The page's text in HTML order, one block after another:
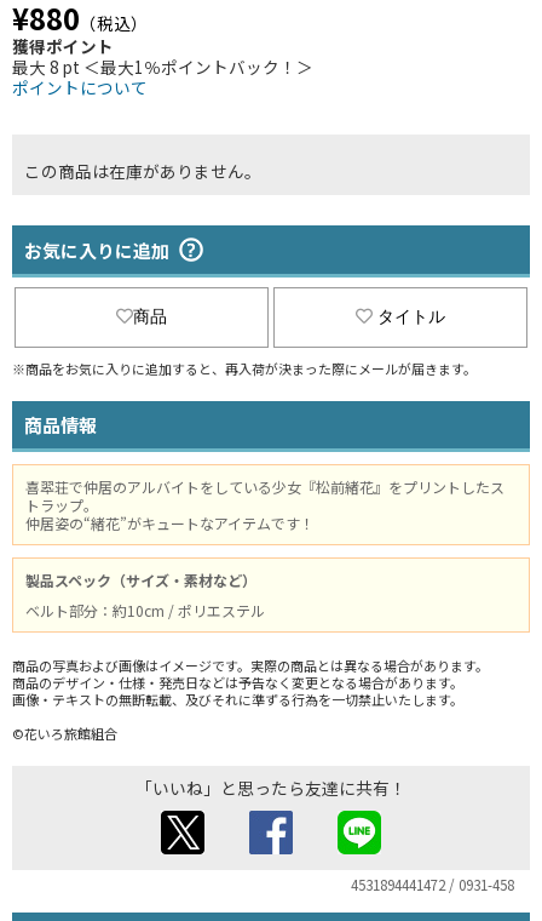
¥880 （税込）
獲得ポイント
最大 8 pt ＜最大1％ポイントバック！＞
ポイントについて
この商品は在庫がありません。
お気に入りに追加
商品 タイトル
※商品をお気に入りに追加すると、再入荷が決まった際にメールが届きます。
商品情報
喜翆荘で仲居のアルバイトをしている少女『松前緒花』をプリントしたス
トラップ。
仲居姿の“緒花”がキュートなアイテムです！
製品スペック（サイズ・素材など）
ベルト部分：約10cm / ポリエステル
商品の写真および画像はイメージです。実際の商品とは異なる場合があります。
商品のデザイン・仕様・発売日などは予告なく変更となる場合があります。
画像・テキストの無断転載、及びそれに準ずる行為を一切禁止いたします。
©花いろ旅館組合
「いいね」と思ったら友達に共有！
4531894441472 / 0931-458